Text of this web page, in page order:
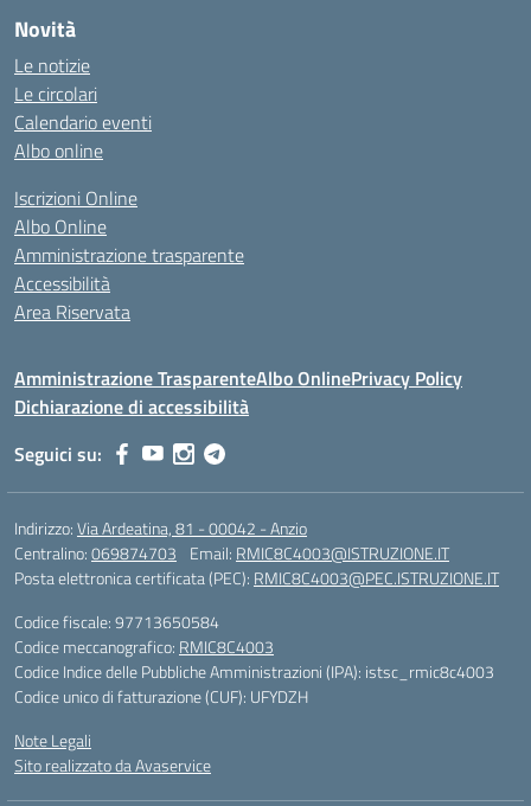
Novità
Le notizie
Le circolari
Calendario eventi
Albo online
Iscrizioni Online
Albo Online
Amministrazione trasparente
Accessibilità
Area Riservata
Amministrazione TrasparenteAlbo OnlinePrivacy Policy
Dichiarazione di accessibilità
Seguici su:
Indirizzo:Via Ardeatina, 81 - 00042 - Anzio
Centralino:069874703 Email: RMIC8C4003@ISTRUZIONE.IT
Posta elettronica certificata (PEC): RMIC8C4003@PEC.ISTRUZIONE.IT
Codice fiscale: 97713650584
Codice meccanografico: RMIC8C4003
Codice Indice delle Pubbliche Amministrazioni (IPA): istsc_rmic8c4003
Codice unico di fatturazione (CUF): UFYDZH
Note Legali
Sito realizzato da Avaservice